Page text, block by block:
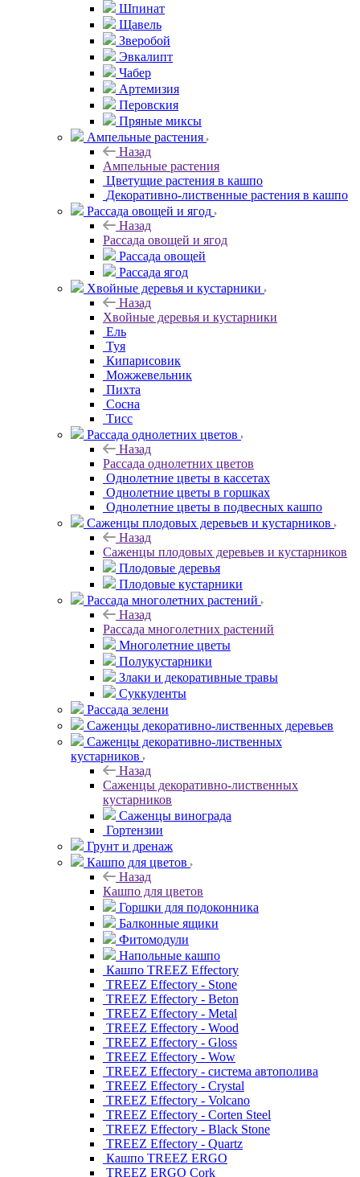
Шпинат
Щавель
Зверобой
Эвкалипт
Чабер
Артемизия
Перовския
Пряные миксы
Ампельные растения
Назад
Ампельные растения
Цветущие растения в кашпо
Декоративно-лиственные растения в кашпо
Рассада овощей и ягод
Назад
Рассада овощей и ягод
Рассада овощей
Рассада ягод
Хвойные деревья и кустарники
Назад
Хвойные деревья и кустарники
Ель
Туя
Кипарисовик
Можжевельник
Пихта
Сосна
Тисc
Рассада однолетних цветов
Назад
Рассада однолетних цветов
Однолетние цветы в кассетах
Однолетние цветы в горшках
Однолетние цветы в подвесных кашпо
Саженцы плодовых деревьев и кустарников
Назад
Саженцы плодовых деревьев и кустарников
Плодовые деревья
Плодовые кустарники
Рассада многолетних растений
Назад
Рассада многолетних растений
Многолетние цветы
Полукустарники
Злаки и декоративные травы
Суккуленты
Рассада зелени
Саженцы декоративно-лиственных деревьев
Саженцы декоративно-лиственных
кустарников
Назад
Саженцы декоративно-лиственных
кустарников
Саженцы винограда
Гортензии
Грунт и дренаж
Кашпо для цветов
Назад
Кашпо для цветов
Горшки для подоконника
Балконные ящики
Фитомодули
Напольные кашпо
Кашпо TREEZ Effectory
TREEZ Effectory - Stone
TREEZ Effectory - Beton
TREEZ Effectory - Metal
TREEZ Effectory - Wood
TREEZ Effectory - Gloss
TREEZ Effectory - Wow
TREEZ Effectory - система автополива
TREEZ Effectory - Crystal
TREEZ Effectory - Volcano
TREEZ Effectory - Corten Steel
TREEZ Effectory - Black Stone
TREEZ Effectory - Quartz
Кашпо TREEZ ERGO
TREEZ ERGO Cork